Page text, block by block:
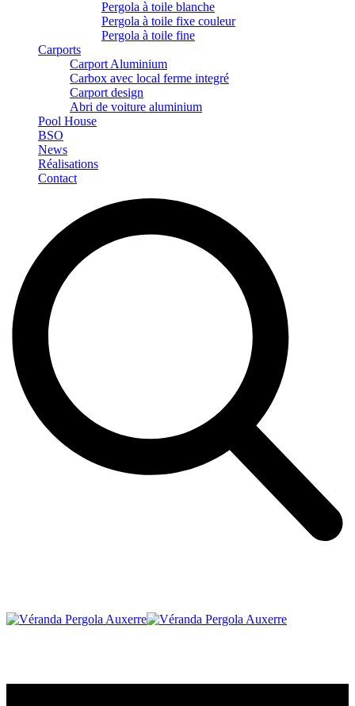
Pergola à toile blanche
Pergola à toile fixe couleur
Pergola à toile fine
Carports
Carport Aluminium
Carbox avec local ferme integré
Carport design
Abri de voiture aluminium
Pool House
BSO
News
Réalisations
Contact